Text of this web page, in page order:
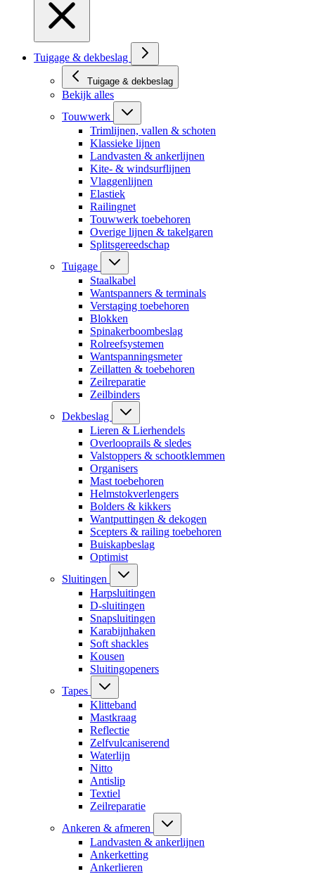
Tuigage & dekbeslag
Tuigage & dekbeslag
Bekijk alles
Touwwerk
Trimlijnen, vallen & schoten
Klassieke lijnen
Landvasten & ankerlijnen
Kite- & windsurflijnen
Vlaggenlijnen
Elastiek
Railingnet
Touwwerk toebehoren
Overige lijnen & takelgaren
Splitsgereedschap
Tuigage
Staalkabel
Wantspanners & terminals
Verstaging toebehoren
Blokken
Spinakerboombeslag
Rolreefsystemen
Wantspanningsmeter
Zeillatten & toebehoren
Zeilreparatie
Zeilbinders
Dekbeslag
Lieren & Lierhendels
Overlooprails & sledes
Valstoppers & schootklemmen
Organisers
Mast toebehoren
Helmstokverlengers
Bolders & kikkers
Wantputtingen & dekogen
Scepters & railing toebehoren
Buiskapbeslag
Optimist
Sluitingen
Harpsluitingen
D-sluitingen
Snapsluitingen
Karabijnhaken
Soft shackles
Kousen
Sluitingopeners
Tapes
Klitteband
Mastkraag
Reflectie
Zelfvulcaniserend
Waterlijn
Nitto
Antislip
Textiel
Zeilreparatie
Ankeren & afmeren
Landvasten & ankerlijnen
Ankerketting
Ankerlieren